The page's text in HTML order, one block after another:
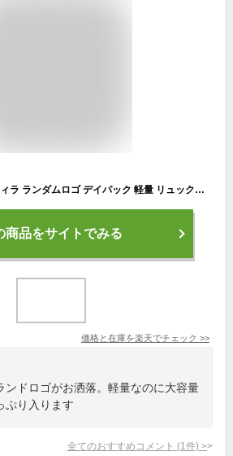
リュックサック FILA フィラ ランダムロゴ デイパック 軽量 リュック バックパック バッグ かばん レディース 女性 女の子 通学 通勤 おしゃれ 人気 スポーツ ジム アウトドア 旅行 FIMB-0851
商品をサイトでみる
価格と在庫を楽天でチェック >>
ンドロゴがお洒落。軽量なのに大容量
ぷり入ります
全てのおすすめコメント (1 件) >